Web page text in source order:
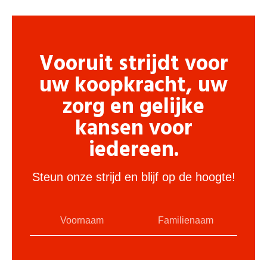
Vooruit strijdt voor
uw koopkracht, uw
zorg en gelijke
kansen voor
iedereen.
Steun onze strijd en blijf op de hoogte!